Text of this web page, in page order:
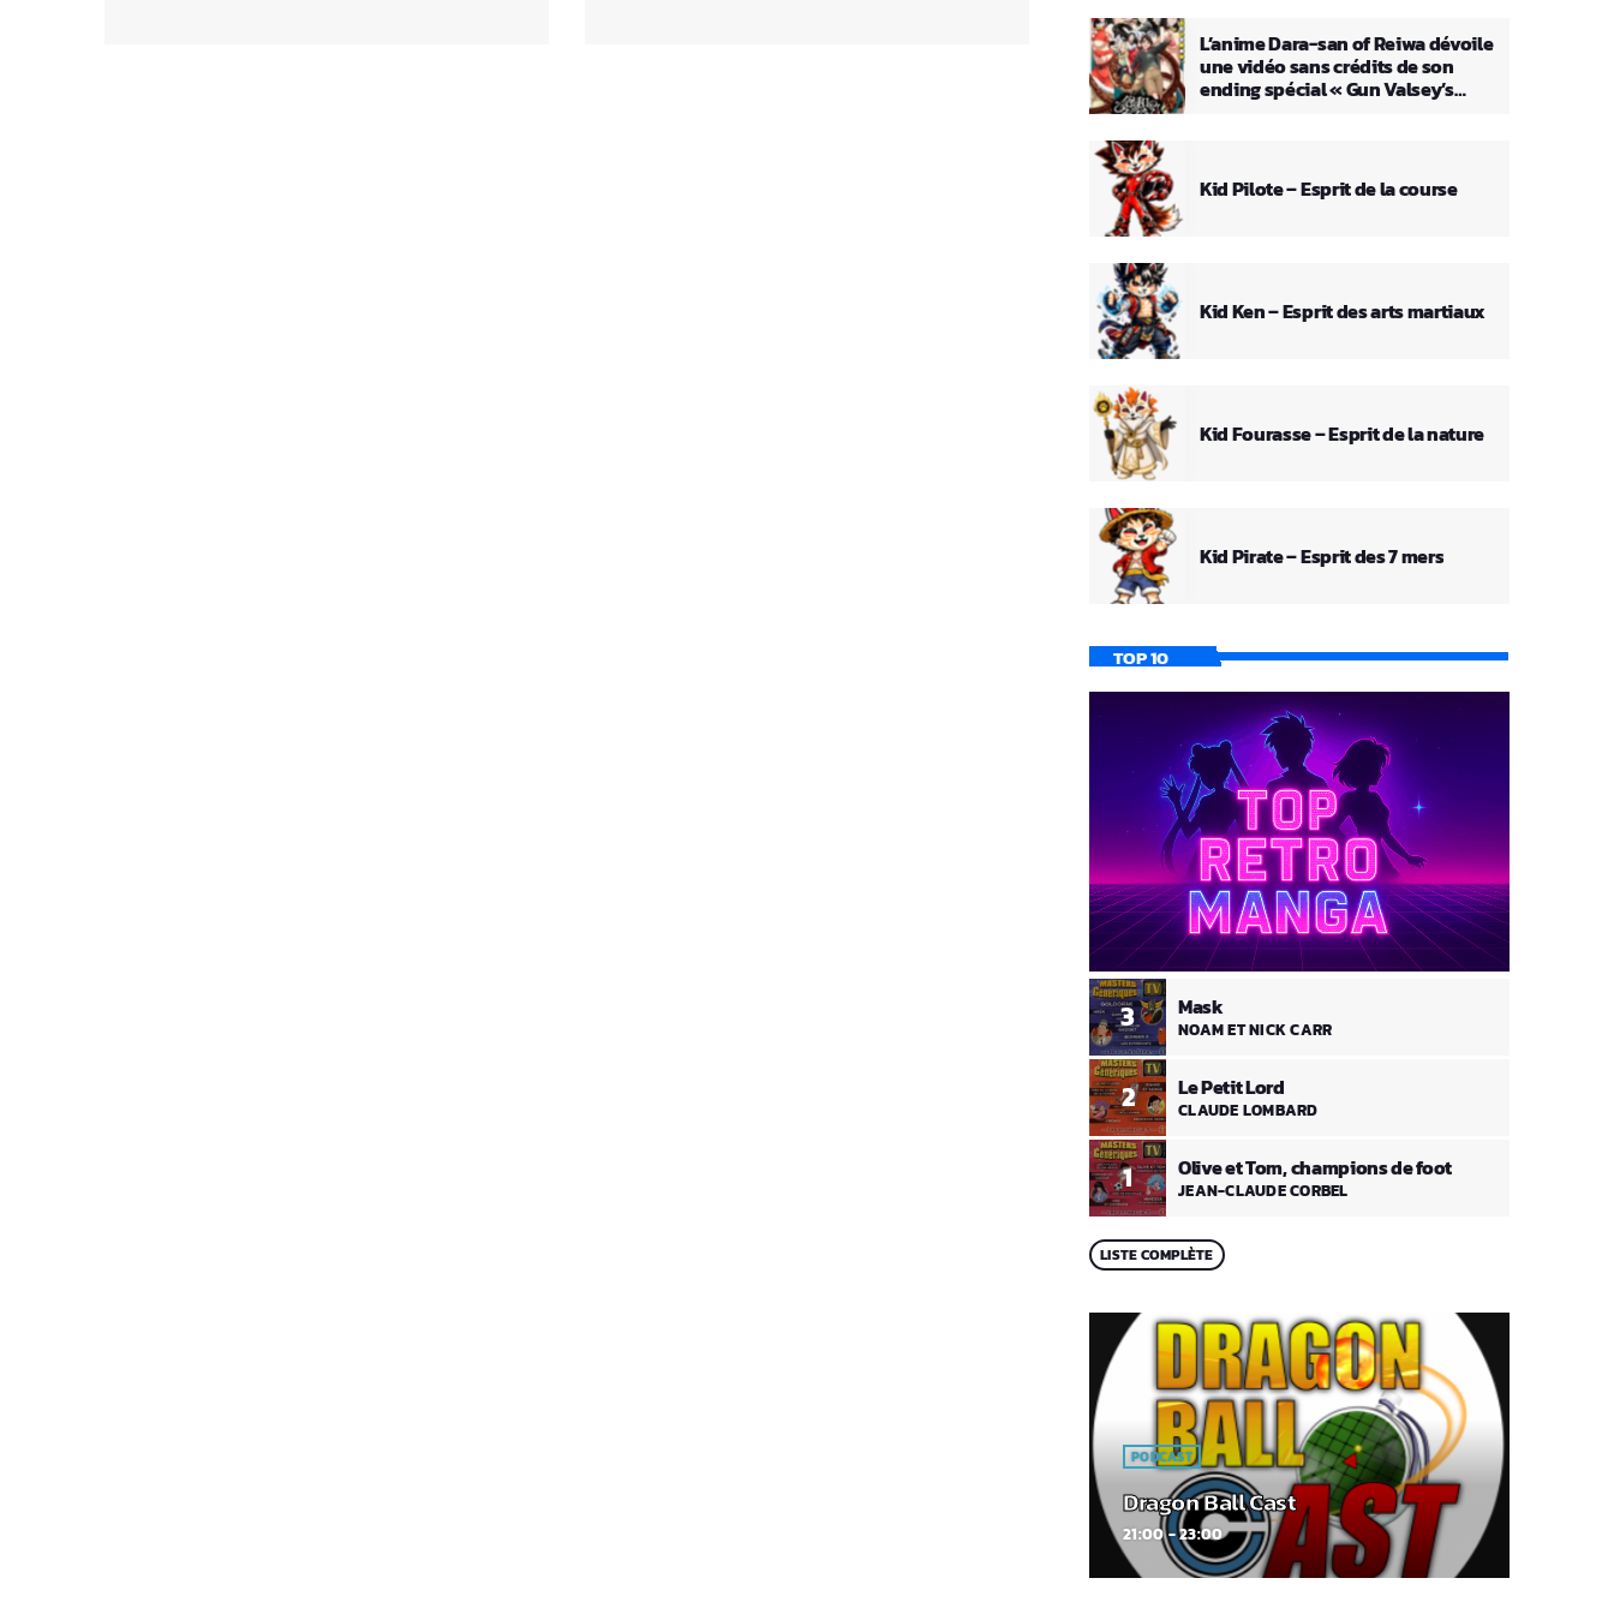
L’anime Dara-san of Reiwa dévoile
une vidéo sans crédits de son
ending spécial « Gun Valsey’s
Kid Pilote – Esprit de la course
Kid Ken – Esprit des arts martiaux
Kid Fourasse – Esprit de la nature
Kid Pirate – Esprit des 7 mers
TOP 10
1 Olive et Tom, champions de foot
JEAN-CLAUDE CORBEL
2 Le Petit Lord
CLAUDE LOMBARD
3 Mask
NOAM ET NICK CARR
LISTE COMPLÈTE
PODCAST
Dragon Ball Cast
21:00 - 23:00